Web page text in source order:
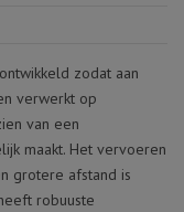
zodat aan
verwerkt op
van een
maakt. Het vervoeren
grotere afstand is
robuuste